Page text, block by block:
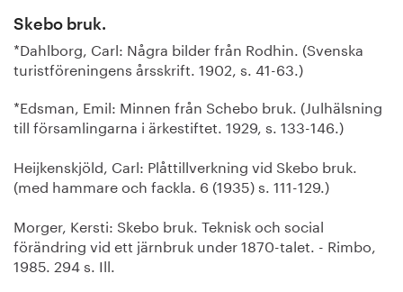
Skebo bruk.
*Dahlborg, Carl: Några bilder från Rodhin. (Svenska
turistföreningens årsskrift. 1902, s. 41-63.)
*Edsman, Emil: Minnen från Schebo bruk. (Julhälsning
till församlingarna i ärkestiftet. 1929, s. 133-146.)
Heijkenskjöld, Carl: Plåttillverkning vid Skebo bruk.
(med hammare och fackla. 6 (1935) s. 111-129.)
Morger, Kersti: Skebo bruk. Teknisk och social
förändring vid ett järnbruk under 1870-talet. - Rimbo,
1985. 294 s. Ill.